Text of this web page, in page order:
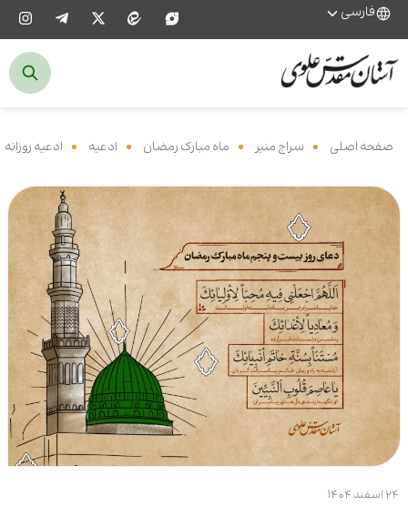
فارسی
صفحه اصلی سراج منیر ماه مبارک رمضان ادعیه ادعیه روزانه
۲۴ اسفند ۱۴۰۴